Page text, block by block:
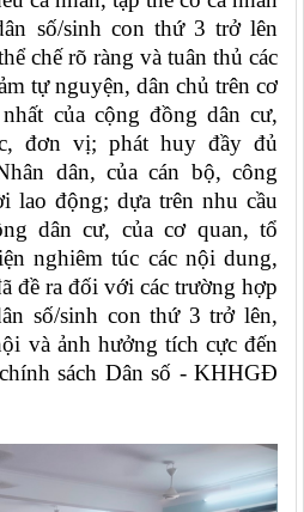
số/sinh con thứ 3 trở lên
chế rõ ràng và tuân thủ các
tự nguyện, dân chủ trên cơ
của cộng đồng dân cư,
đơn vị; phát huy đầy đủ
dân, của cán bộ, công
lao động; dựa trên nhu cầu
dân cư, của cơ quan, tổ
nghiêm túc các nội dung,
đề ra đối với các trường hợp
số/sinh con thứ 3 trở lên,
và ảnh hưởng tích cực đến
sách Dân số - KHHGĐ